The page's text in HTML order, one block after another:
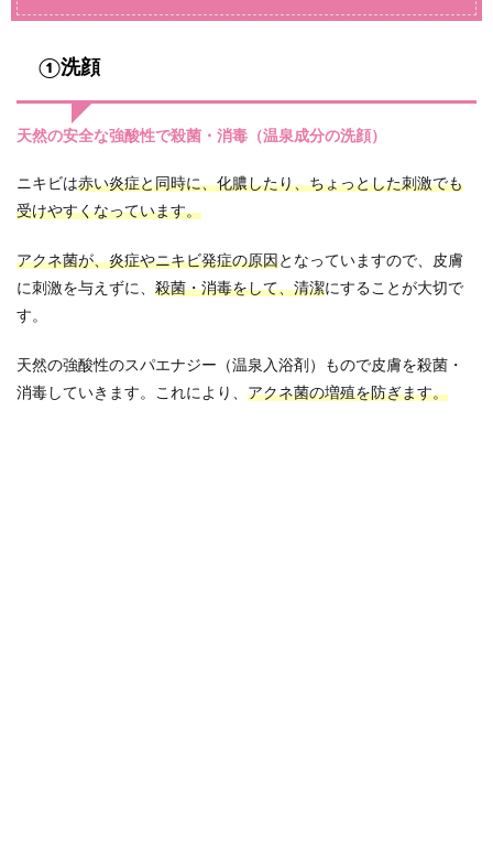
①洗顔
天然の安全な強酸性で殺菌・消毒（温泉成分の洗顔）
ニキビは赤い炎症と同時に、化膿したり、ちょっとした刺激でも
受けやすくなっています。
アクネ菌が、炎症やニキビ発症の原因となっていますので、皮膚
に刺激を与えずに、 殺菌・消毒をして、清潔にすることが大切で
す。
天然の強酸性のスパエナジー（温泉入浴剤）もので皮膚を殺菌・
消毒していきます。これにより、 アクネ菌の増殖を防ぎます。